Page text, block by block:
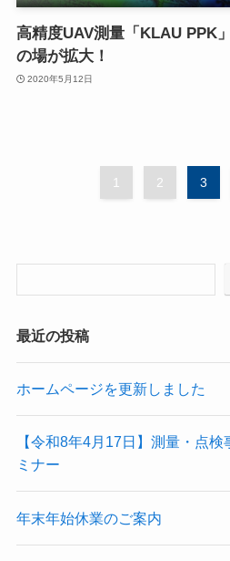
高精度UAV測量「KLAU PPK
の場が拡大！
2020年5月12日
1 2 3
最近の投稿
ホームページを更新しました
【令和8年4月17日】測量・点
ミナー
年末年始休業のご案内